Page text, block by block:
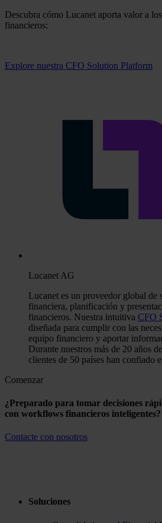
Descubra cómo Lucanet aporta valor a
financieros:
Explore nuestra CFO Solution Platform
Lucanet AG
Lucanet es un proveedor global de
financiera, planificación y
financieros. Nuestra intuitiva CFO
diseñada para cumplir con las
equipo financiero y aportar
Durante nuestros más de 20 años
clientes de 50 países han confiado
Comenzar
¿Preparado para tomar decisiones
con workflows financieros inteligentes?
Contacte con nosotros
Soluciones